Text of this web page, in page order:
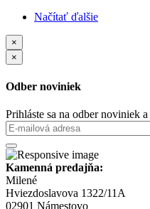
Načítať ďalšie
×
×
Odber noviniek
Prihláste sa na odber noviniek a
Kamenná predajňa:
Milené
Hviezdoslavova 1322/11A
02901 Námestovo